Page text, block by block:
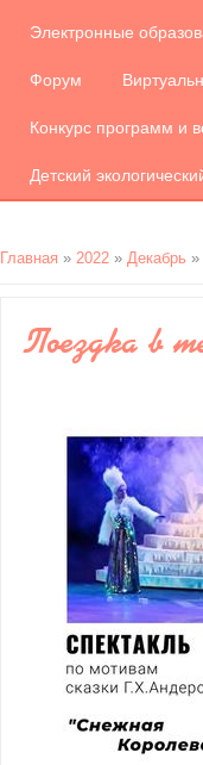
Электронные
Форум
Конкурс программ и
Детский
Главная » 2022 » Декабрь »
Поездка в